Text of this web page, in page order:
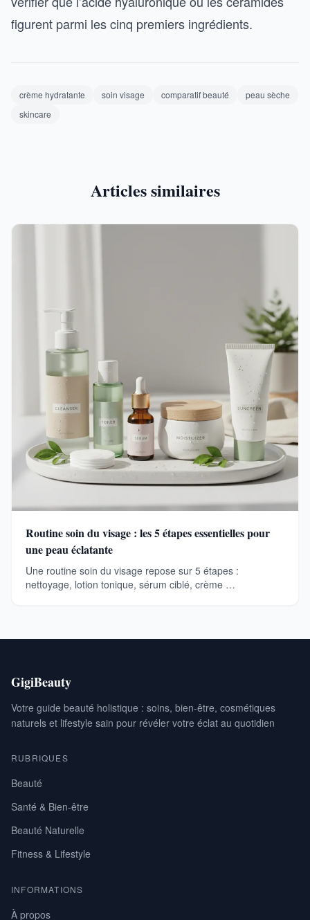
figurent parmi les cinq premiers ingrédients.
crème hydratante soin visage comparatif beauté
peau sèche
skincare
Articles similaires
Routine soin du visage : les 5 étapes essentielles pour
une peau éclatante
Une routine soin du visage repose sur 5 étapes :
nettoyage, lotion tonique, sérum ciblé, crème …
GigiBeauty
Votre guide beauté holistique : soins, bien-être, cosmétiques
naturels et lifestyle sain pour révéler votre éclat au quotidien
RUBRIQUES
Beauté
Santé & Bien-être
Beauté Naturelle
Fitness & Lifestyle
INFORMATIONS
À propos